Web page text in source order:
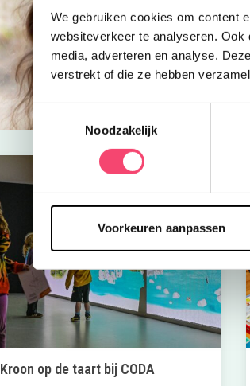
We gebruiken cookies om content
websiteverkeer te analyseren.
media, adverteren en analyse.
verstrekt of die ze hebben
Toestemmingsselectie
Noodzakelijk
Voorkeuren aanpassen
Kroon op de taart bij CODA